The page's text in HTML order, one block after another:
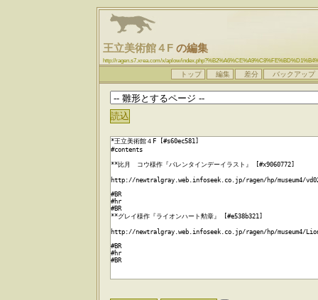
王立美術館４F の編集
http://ragen.s7.xrea.com/x/aplow/
トップ 編集 差分 バックアップ